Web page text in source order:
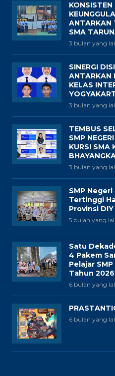
ANTARKAN
SMA
3 bulan yang
SINERGI
ANTARKAN
KELAS
3 bulan yang
TEMBUS
SMP
KURSI SMA
3 bulan yang
SMP
Tertinggi
Provinsi
5 bulan yang
Satu
4 Pakem
Pelajar
Tahun 2026
6 bulan yang
6 bulan yang